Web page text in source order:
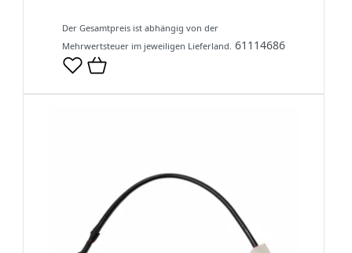
Der Gesamtpreis ist abhängig von der
Mehrwertsteuer im jeweiligen Lieferland. 61114686